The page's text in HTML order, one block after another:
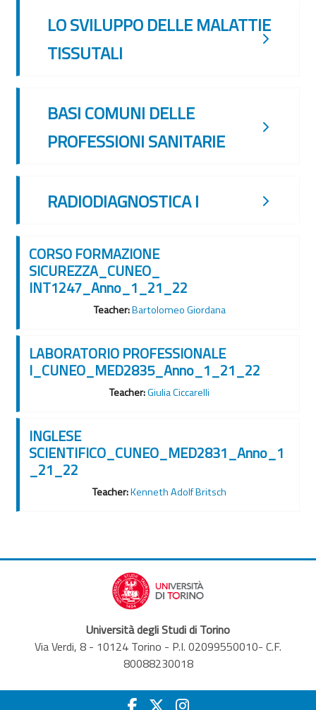
LO SVILUPPO DELLE MALATTIE
TISSUTALI
BASI COMUNI DELLE
PROFESSIONI SANITARIE
RADIODIAGNOSTICA I
CORSO FORMAZIONE
SICUREZZA_CUNEO_
INT1247_Anno_1_21_22
Teacher:Bartolomeo Giordana
LABORATORIO PROFESSIONALE
I_CUNEO_MED2835_Anno_1_21_22
Teacher:Giulia Ciccarelli
INGLESE
SCIENTIFICO_CUNEO_MED2831_Anno_1
_21_22
Teacher:Kenneth Adolf Britsch
Università degli Studi di Torino
Via Verdi, 8 - 10124 Torino - P.I. 02099550010- C.F.
80088230018